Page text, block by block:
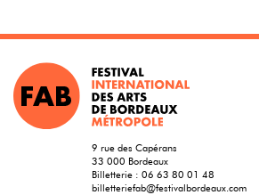
9 rue des Capérans
33 000 Bordeaux
Billetterie : 06 63 80 01 48
billetteriefab@festivalbordeaux.com